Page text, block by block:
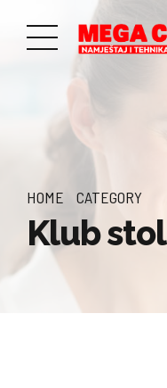
HOME CATEGORY
Klub stol